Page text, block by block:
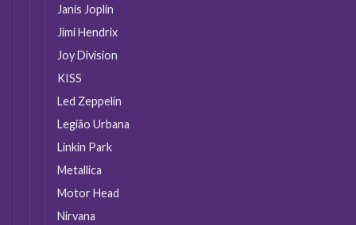
Janis Joplin
Jimi Hendrix
Joy Division
KISS
Led Zeppelin
Legião Urbana
Linkin Park
Metallica
Motor Head
Nirvana